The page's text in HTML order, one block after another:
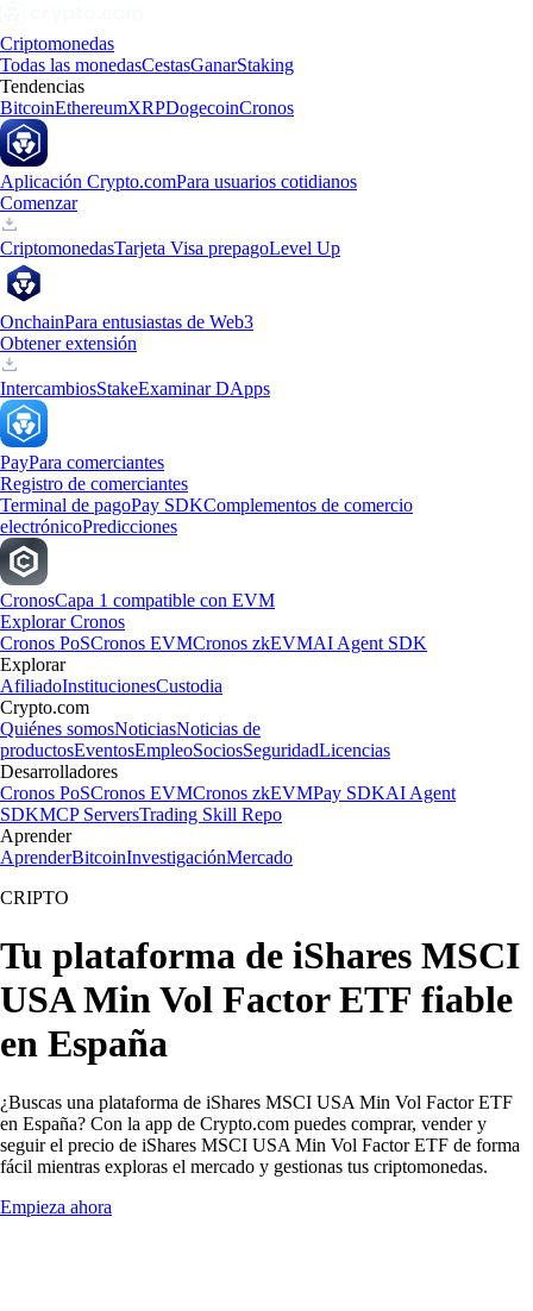
Criptomonedas
Todas las monedasCestasGanarStaking
Tendencias
BitcoinEthereumXRPDogecoinCronos
Aplicación Crypto.comPara usuarios cotidianos
Comenzar
CriptomonedasTarjeta Visa prepagoLevel Up
OnchainPara entusiastas de Web3
Obtener extensión
IntercambiosStakeExaminar DApps
PayPara comerciantes
Registro de comerciantes
Terminal de pagoPay SDKComplementos de comercio
electrónicoPredicciones
CronosCapa 1 compatible con EVM
Explorar Cronos
Cronos PoSCronos EVMCronos zkEVMAI Agent SDK
Explorar
AfiliadoInstitucionesCustodia
Crypto.com
Quiénes somosNoticiasNoticias de
productosEventosEmpleoSociosSeguridadLicencias
Desarrolladores
Cronos PoSCronos EVMCronos zkEVMPay SDKAI Agent
SDKMCP ServersTrading Skill Repo
Aprender
AprenderBitcoinInvestigaciónMercado
CRIPTO
Tu plataforma de iShares MSCI
USA Min Vol Factor ETF fiable
en España
¿Buscas una plataforma de iShares MSCI USA Min Vol Factor ETF
en España? Con la app de Crypto.com puedes comprar, vender y
seguir el precio de iShares MSCI USA Min Vol Factor ETF de forma
fácil mientras exploras el mercado y gestionas tus criptomonedas.
Empieza ahora